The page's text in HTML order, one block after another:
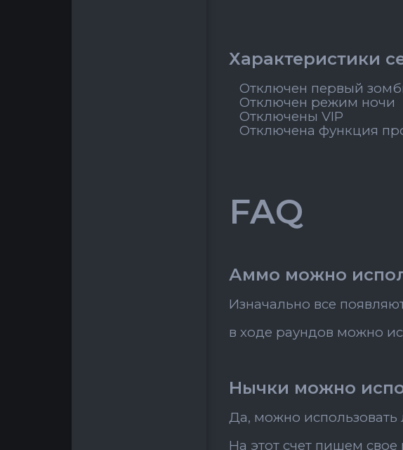
Характеристики
Отключен первый
Отключен режим ночи
Отключены VIP
Отключена функция
FAQ
Аммо можно
Изначально все
в ходе раундов можно
Нычки можно
Да, можно
На этот счет пишем